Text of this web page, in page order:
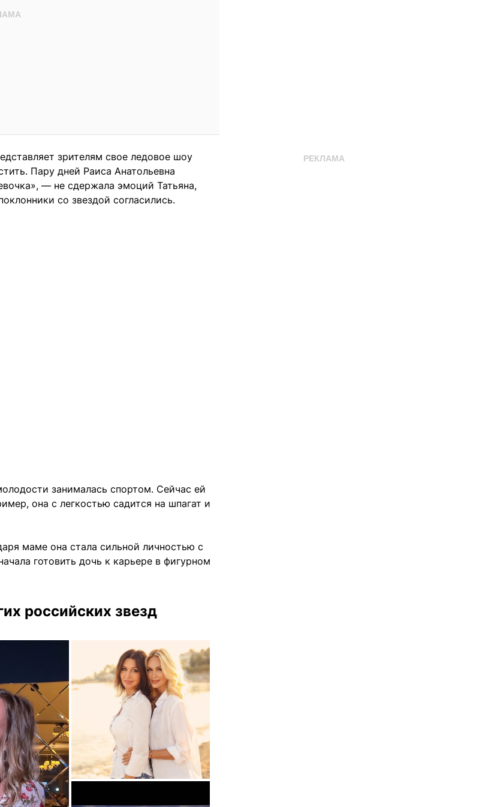
зрителям свое ледовое шоу
Пару дней Раиса Анатольевна
— не сдержала эмоций Татьяна,
со звездой согласились.
занималась спортом. Сейчас ей
она с легкостью садится на шпагат и
маме она стала сильной личностью с
готовить дочь к карьере в фигурном
российских звезд